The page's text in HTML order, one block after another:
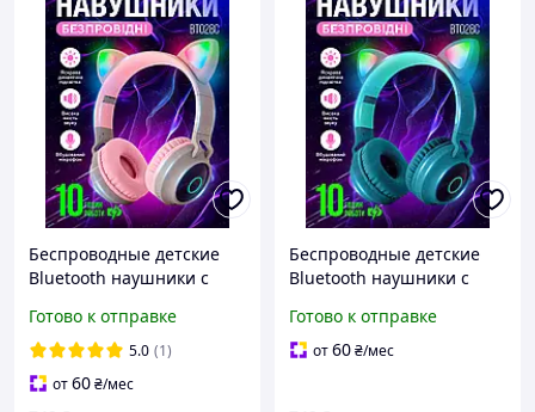
Беспроводные детские
Bluetooth наушники с
микрофоном,стильные
блютуз наушники
девочке Бежевый
Готово к отправке
5.0 (1)
от60₴/мес
Беспроводные детские
Bluetooth наушники с
микрофоном,стильные
блютуз наушники
Готово к отправке
от60₴/мес